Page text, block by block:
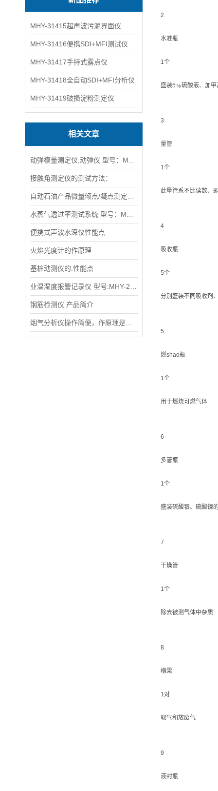
MHY-31415超声波污泥界面仪
MHY-31416便携SDI+MFI测试仪
MHY-31417手持式露点仪
MHY-31418全自动SDI+MFI分析仪
MHY-31419破损淀粉测定仪
相关文章
接触角测定仪的测试方法：
便携式声波水深仪性能点
火焰光度计的作原理
基桩动测仪的.性能点
钢筋检测仪 产品简介
2
水准瓶
1个
盛装5﹪硫酸液、加
3
量管
1个
此量管系不比读数、
4
吸收瓶
5个
分别盛装不同吸收剂
5
燃shao瓶
1个
用于燃烧可燃气体
6
多管瓶
1个
盛装硫酸银、硫酸镍
7
干燥管
1个
除去被测气体中杂质
8
横梁
1对
取气和放废气
9
液封瓶